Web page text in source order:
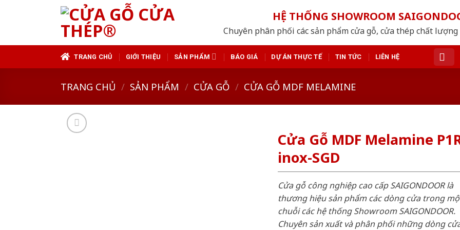
HỆ THỐNG SHOWROOM
Chuyên phân phối các sản phẩm cửa gỗ, cửa thép chất
TRANG CHỦ GIỚI THIỆU SẢN PHẨM BÁO GIÁ DỰ ÁN THỰC TẾ TIN TỨC LIÊN HỆ
TRANG CHỦ / SẢN PHẨM / CỬA GỖ / CỬA GỖ MDF MELAMINE
Cửa Gỗ MDF Melamine
inox-SGD
Cửa gỗ công nghiệp cao cấp SAIGONDOOR là
thương hiệu sản phẩm các dòng cửa trong
chuỗi các hệ thống Showroom SAIGONDOOR.
Chuyên sản xuất và phân phối những dòng